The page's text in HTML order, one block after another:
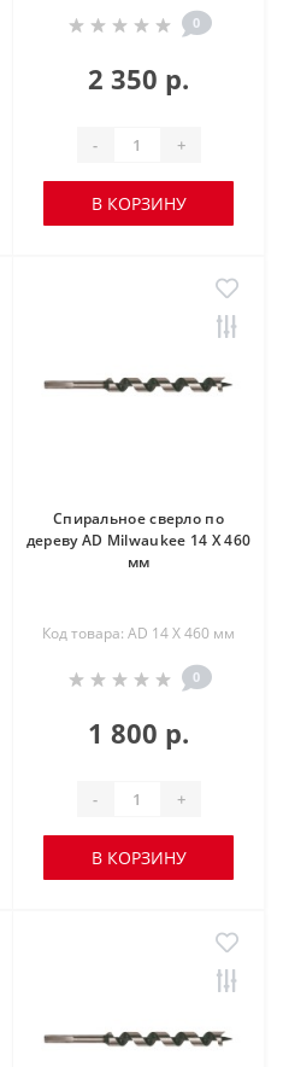
0
2 350 р.
- +
В КОРЗИНУ
Спиральное сверло по
дереву AD Milwaukee 14 X 460
мм
Код товара: AD 14 X 460 мм
0
1 800 р.
- +
В КОРЗИНУ